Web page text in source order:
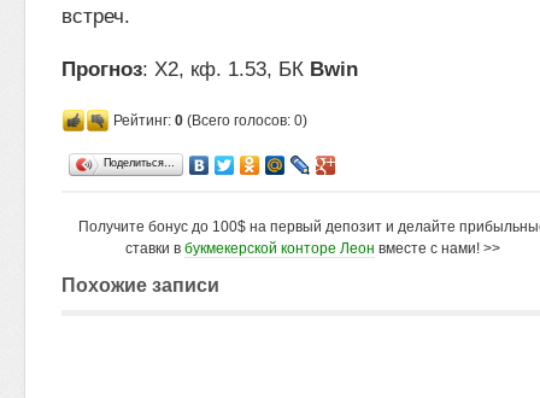
встреч.
Прогноз: Х2, кф. 1.53, БК Bwin
Рейтинг: 0 (Всего голосов: 0)
Поделиться…
Получите бонус до 100$ на первый депозит и делайте
ставки в букмекерской конторе Леон вместе с нами! >>
Похожие записи